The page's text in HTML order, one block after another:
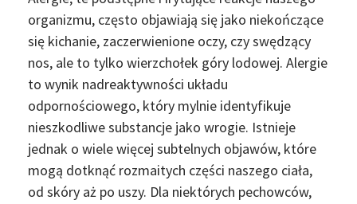
organizmu, często objawiają się jako niekończące
się kichanie, zaczerwienione oczy, czy swędzący
nos, ale to tylko wierzchołek góry lodowej. Alergie
to wynik nadreaktywności układu
odpornościowego, który mylnie identyfikuje
nieszkodliwe substancje jako wrogie. Istnieje
jednak o wiele więcej subtelnych objawów, które
mogą dotknąć rozmaitych części naszego ciała,
od skóry aż po uszy. Dla niektórych pechowców,